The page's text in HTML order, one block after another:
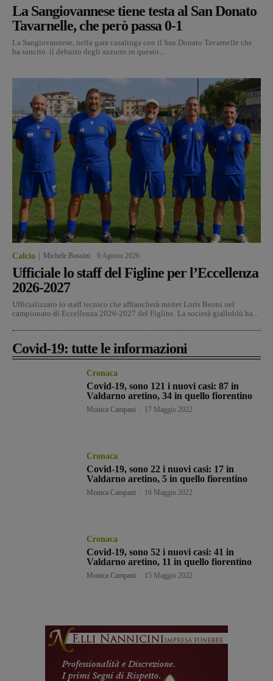
La Sangiovannese tiene testa al San Donato
Tavarnelle, che però passa 0-1
La Sangiovannese, nella gara casalinga con il San Donato Tavarnelle che
ha sancito il debutto degli azzurro in questo...
Calcio Michele Bossini 9 Agosto 2026
Ufficiale lo staff del Figline per l’Eccellenza
2026-2027
Ufficializzato lo staff tecnico che affiancherà mister Loris Beoni nel
campionato di Eccellenza 2026-2027 del Figline. La società gialloblù ha...
Covid-19: tutte le informazioni
Cronaca
Covid-19, sono 121 i nuovi casi: 87 in
Valdarno aretino, 34 in quello fiorentino
Monica Campani 17 Maggio 2022
Cronaca
Covid-19, sono 22 i nuovi casi: 17 in
Valdarno aretino, 5 in quello fiorentino
Monica Campani 16 Maggio 2022
Cronaca
Covid-19, sono 52 i nuovi casi: 41 in
Valdarno aretino, 11 in quello fiorentino
Monica Campani 15 Maggio 2022